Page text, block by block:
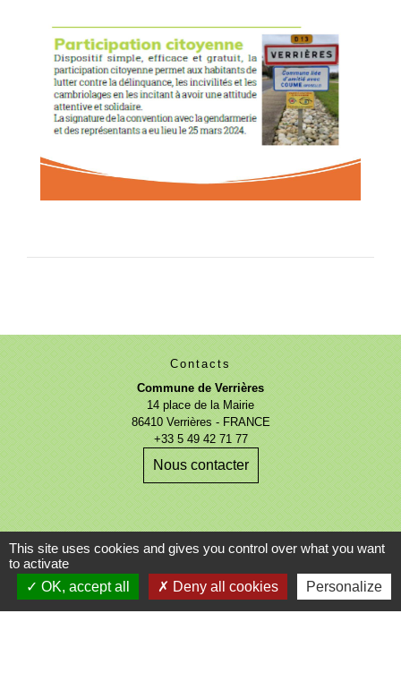
Contacts
Commune de Verrières
14 place de la Mairie
86410 Verrières - FRANCE
+33 5 49 42 71 77
Nous contacter
Mentions légales - Politique de confidentialité -
Accessibilité - Plan du site - Gestion des cookies
This site uses cookies and gives you control over what you want
to activate
OK, accept all
Deny all cookies Personalize